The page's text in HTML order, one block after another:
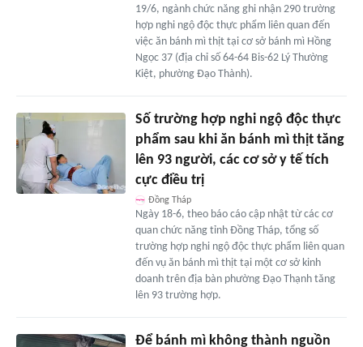
19/6, ngành chức năng ghi nhận 290 trường
hợp nghi ngộ độc thực phẩm liên quan đến
việc ăn bánh mì thịt tại cơ sở bánh mì Hồng
Ngọc 37 (địa chỉ số 64-64 Bis-62 Lý Thường
Kiệt, phường Đạo Thành).
Số trường hợp nghi ngộ độc thực
phẩm sau khi ăn bánh mì thịt tăng
lên 93 người, các cơ sở y tế tích
cực điều trị
Đồng Tháp
Ngày 18-6, theo báo cáo cập nhật từ các cơ
quan chức năng tỉnh Đồng Tháp, tổng số
trường hợp nghi ngộ độc thực phẩm liên quan
đến vụ ăn bánh mì thịt tại một cơ sở kinh
doanh trên địa bàn phường Đạo Thạnh tăng
lên 93 trường hợp.
Để bánh mì không thành nguồn